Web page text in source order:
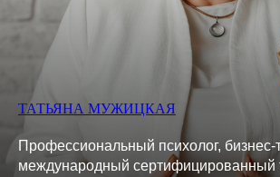
ТАТЬЯНА МУЖИЦКАЯ
Профессиональный психолог, бизнес-
международный